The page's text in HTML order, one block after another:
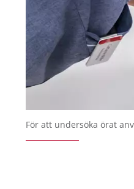
För att undersöka örat